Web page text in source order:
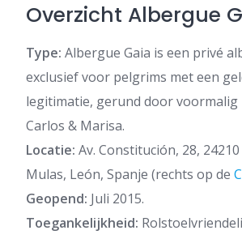
Overzicht Albergue
Type: Albergue Gaia is een privé
exclusief voor pelgrims met een
legitimatie, gerund door
Carlos & Marisa.
Locatie: Av. Constitución, 28,
Mulas, León, Spanje (rechts op de
Geopend: Juli 2015.
Toegankelijkheid: